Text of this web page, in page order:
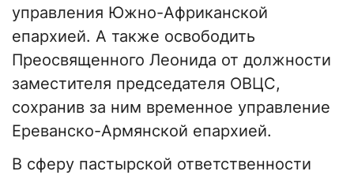
управления Южно-Африканской
епархией. А также освободить
Преосвященного Леонида от должности
заместителя председателя ОВЦС,
сохранив за ним временное управление
Ереванско-Армянской епархией.
В сферу пастырской ответственности